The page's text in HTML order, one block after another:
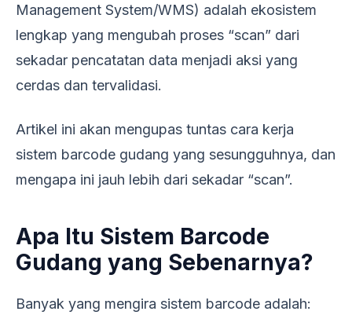
Management System/WMS) adalah ekosistem
lengkap yang mengubah proses “scan” dari
sekadar pencatatan data menjadi aksi yang
cerdas dan tervalidasi.
Artikel ini akan mengupas tuntas cara kerja
sistem barcode gudang yang sesungguhnya, dan
mengapa ini jauh lebih dari sekadar “scan”.
Apa Itu Sistem Barcode
Gudang yang Sebenarnya?
Banyak yang mengira sistem barcode adalah: